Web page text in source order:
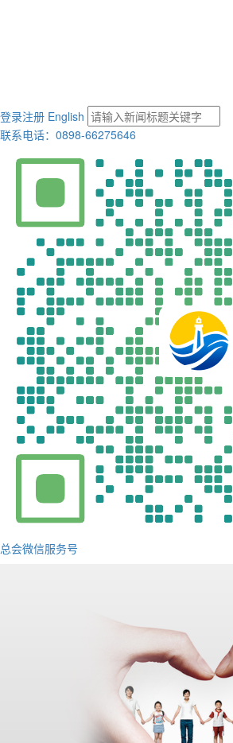
登录注册 English
联系电话：0898-66275646
总会微信服务号